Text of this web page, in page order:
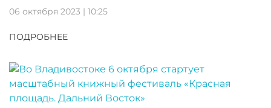
06 октября 2023 | 10:25
ПОДРОБНЕЕ